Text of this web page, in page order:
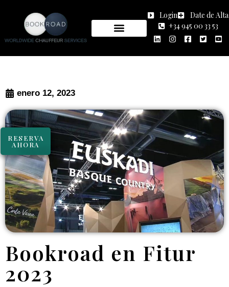
Login
Date de Alta
+34 945 00 33 53
RESERVA
AHORA
enero 12, 2023
Bookroad en Fitur
2023